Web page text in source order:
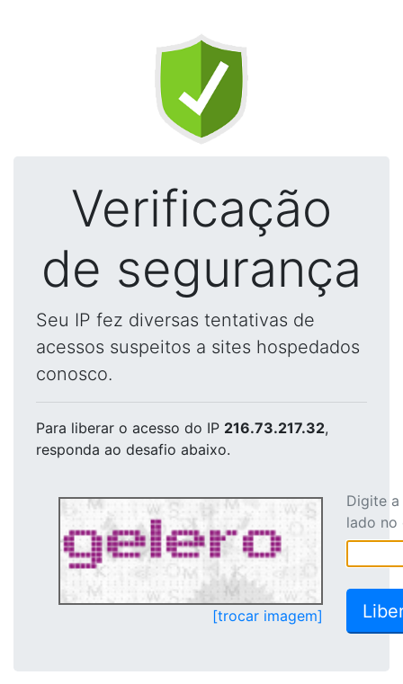
Verificação
de segurança
Seu IP fez diversas tentativas de
acessos suspeitos a sites hospedados
conosco.
Para liberar o acesso do IP 216.73.217.32,
responda ao desafio abaixo.
[trocar imagem]
Digite
lado no